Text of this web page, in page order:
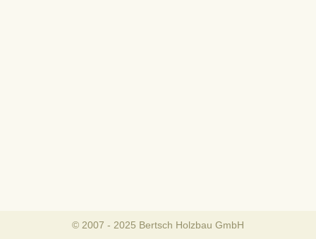
© 2007 - 2025 Bertsch Holzbau GmbH